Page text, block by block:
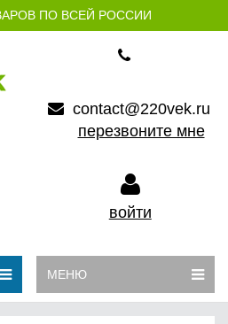
ПО ВСЕЙ РОССИИ
contact@220vek.ru
перезвоните мне
войти
МЕНЮ